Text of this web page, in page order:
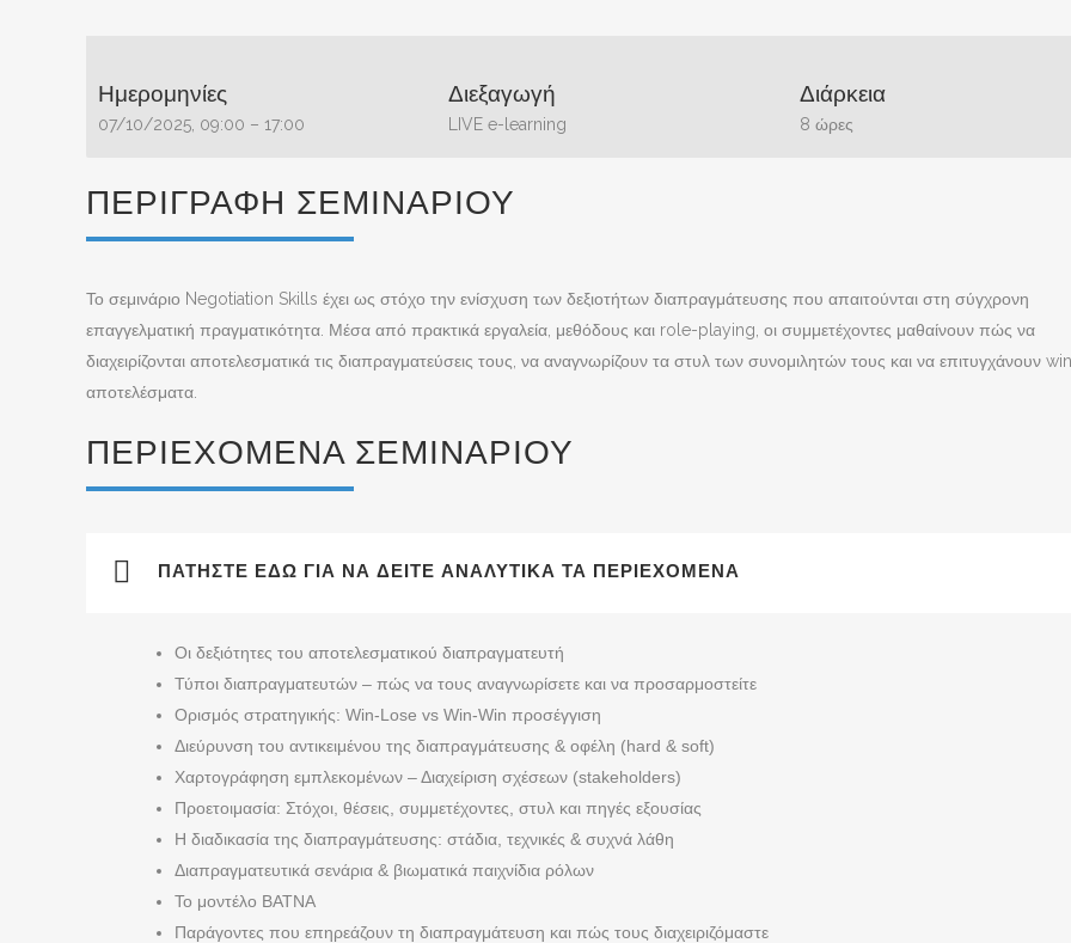
Ημερομηνίες
07/10/2025, 09:00 – 17:00
Διεξαγωγή
LIVE e-learning
Διάρκεια
8 ώρες
ΠΕΡΙΓΡΑΦΉ ΣΕΜΙΝΑΡΊΟΥ
Το σεμινάριο Negotiation Skills έχει ως στόχο την ενίσχυση των δεξιοτήτων διαπραγμάτευσης που απαιτούνται στη σύγχρονη
επαγγελματική πραγματικότητα. Μέσα από πρακτικά εργαλεία, μεθόδους και role-playing, οι συμμετέχοντες μαθαίνουν πώς να
διαχειρίζονται αποτελεσματικά τις διαπραγματεύσεις τους, να αναγνωρίζουν τα στυλ των συνομιλητών τους και να επιτυγχάνουν
αποτελέσματα.
ΠΕΡΙΕΧΌΜΕΝΑ ΣΕΜΙΝΑΡΊΟΥ
ΠΑΤΉΣΤΕ ΕΔΏ ΓΙΑ ΝΑ ΔΕΊΤΕ ΑΝΑΛΥΤΙΚΆ ΤΑ ΠΕΡΙΕΧΌΜΕΝΑ
Οι δεξιότητες του αποτελεσματικού διαπραγματευτή
Τύποι διαπραγματευτών – πώς να τους αναγνωρίσετε και να προσαρμοστείτε
Ορισμός στρατηγικής: Win-Lose vs Win-Win προσέγγιση
Διεύρυνση του αντικειμένου της διαπραγμάτευσης & οφέλη (hard & soft)
Χαρτογράφηση εμπλεκομένων – Διαχείριση σχέσεων (stakeholders)
Προετοιμασία: Στόχοι, θέσεις, συμμετέχοντες, στυλ και πηγές εξουσίας
Η διαδικασία της διαπραγμάτευσης: στάδια, τεχνικές & συχνά λάθη
Διαπραγματευτικά σενάρια & βιωματικά παιχνίδια ρόλων
Το μοντέλο BATNA
Παράγοντες που επηρεάζουν τη διαπραγμάτευση και πώς τους διαχειριζόμαστε